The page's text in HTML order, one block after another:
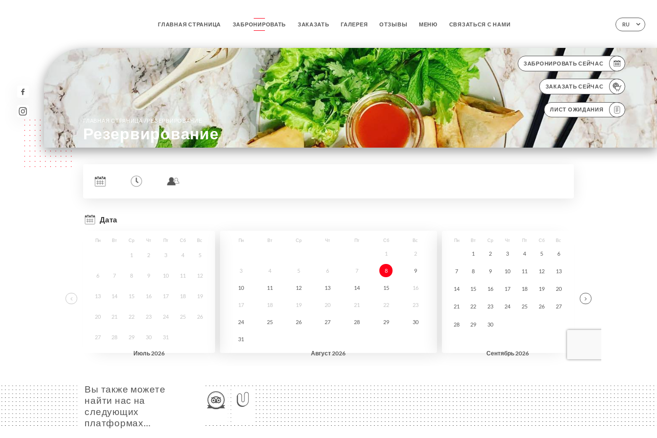
RU
ГЛАВНАЯ СТРАНИЦА ЗАБРОНИРОВАТЬ ЗАКАЗАТЬ ГАЛЕРЕЯ ОТЗЫВЫ МЕНЮ СВЯЗАТЬСЯ С НАМИ
ЗАБРОНИРОВАТЬ СЕЙЧАС
ЗАКАЗАТЬ СЕЙЧАС
ЛИСТ ОЖИДАНИЯ
ГЛАВНАЯ СТРАНИЦА /РЕЗЕРВИРОВАНИЕ
Резервирование
Вы также можете
найти нас на
следующих
платформах…